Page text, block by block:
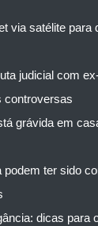
via satélite para
judicial com
controversas
grávida em
podem ter sido
dicas para